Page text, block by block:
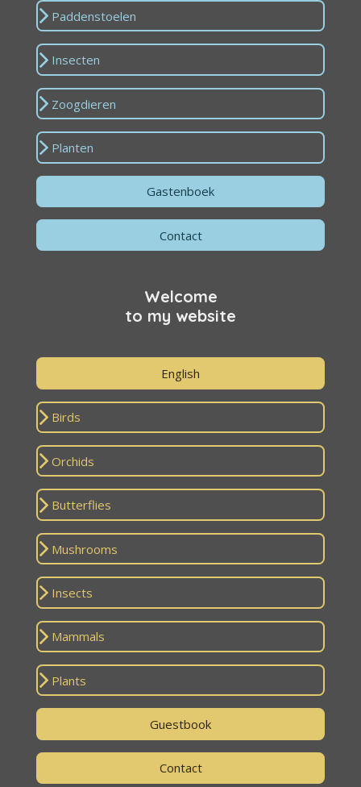
Paddenstoelen
Insecten
Zoogdieren
Planten
Gastenboek
Contact
Welcome
to my website
English
Birds
Orchids
Butterflies
Mushrooms
Insects
Mammals
Plants
Guestbook
Contact